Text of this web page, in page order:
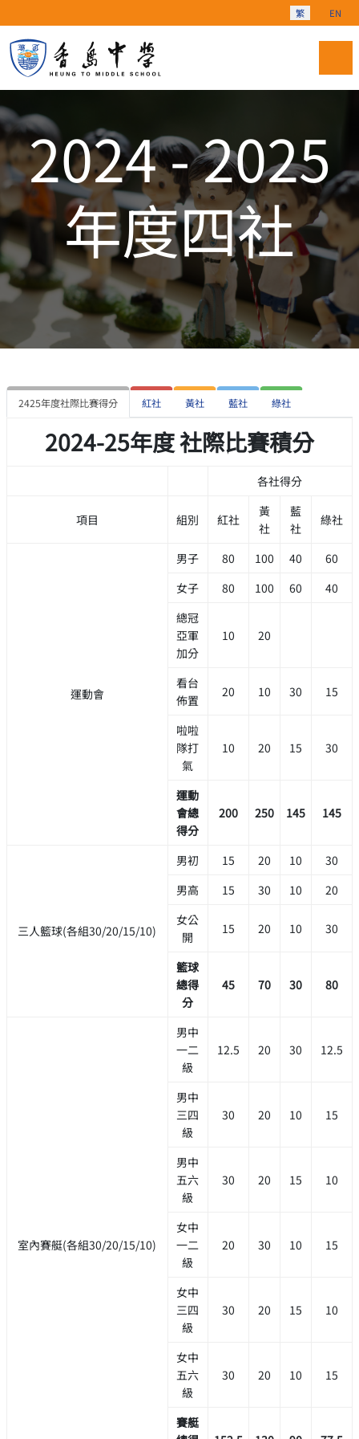
選擇你的語言
繁 EN
2024 - 2025
年度四社
2425年度社際比賽得分 紅社 黃社 藍社 綠社
2024-25年度 社際比賽積分
各社得分
項目 組別 紅社
黃
社
藍
社
綠社
運動會
男子 80 100 40
60
女子
80 100 60
40
總冠
亞軍
加分
10 20
看台
佈置
20 10 30 15
啦啦
隊打
氣
10 20 15 30
運動
會總
得分
200 250 145 145
三人籃球(各組30/20/15/10)
男初 15 20 10
30
男高
15 30 10
20
女公
開
15 20 10 30
籃球
總得
分
45 70 30 80
室內賽艇(各組30/20/15/10)
男中
一二
級
12.5 20 30 12.5
男中
三四
級
30 20 10 15
男中
五六
級
30 20 15 10
女中
一二
級
20 30 10 15
女中
三四
級
30 20 15 10
女中
五六
級
30 20 10 15
賽艇